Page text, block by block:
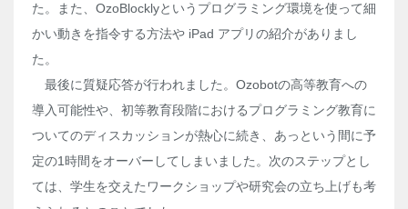
た。また、OzoBlocklyというプログラミング環境を使って細
かい動きを指令する方法や iPad アプリの紹介がありまし
た。
最後に質疑応答が行われました。Ozobotの高等教育への
導入可能性や、初等教育段階におけるプログラミング教育に
ついてのディスカッションが熱心に続き、あっという間に予
定の1時間をオーバーしてしまいました。次のステップとし
ては、学生を交えたワークショップや研究会の立ち上げも考